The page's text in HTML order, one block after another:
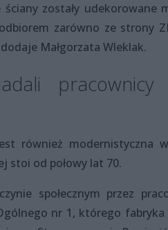
ściany zostały
zarówno ze strony
Małgorzata Wleklak.
pracownicy
również modernistyczna
stoi od połowy lat 70.
społecznym przez
nr 1, którego fabryka